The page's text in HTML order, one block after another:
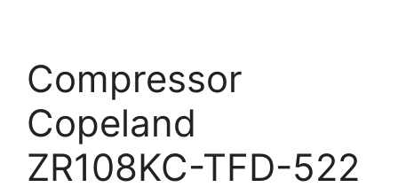
Compressor
Copeland
ZR108KC-TFD-522